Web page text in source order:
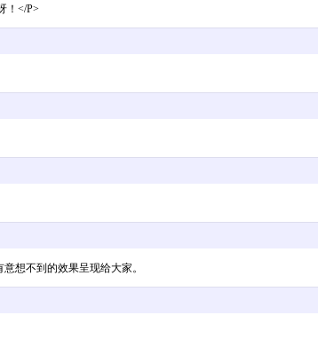
！</P>
想不到的效果呈现给大家。